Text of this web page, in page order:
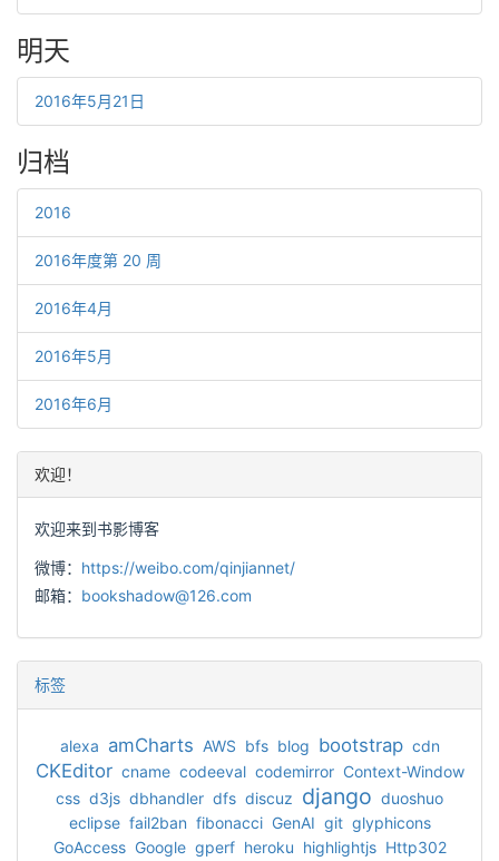
明天
2016年5月21日
归档
2016
2016年度第 20 周
2016年4月
2016年5月
2016年6月
欢迎！
欢迎来到书影博客
微博： https://weibo.com/qinjiannet/
邮箱： bookshadow@126.com
标签
alexa amCharts AWS bfs blog bootstrap cdn
CKEditor cname codeeval codemirror Context-Window
css d3js dbhandler dfs discuz django duoshuo
eclipse fail2ban fibonacci GenAI git glyphicons
GoAccess Google gperf heroku highlightjs Http302